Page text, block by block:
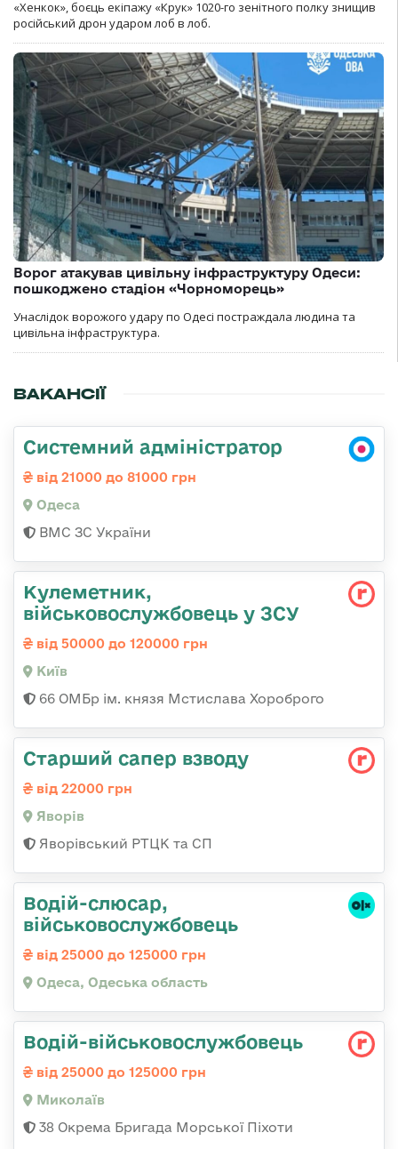
«Хенкок», боєць екіпажу «Крук» 1020-го зенітного полку знищив
російський дрон ударом лоб в лоб.
Ворог атакував цивільну інфраструктуру Одеси:
пошкоджено стадіон «Чорноморець»
Унаслідок ворожого удару по Одесі постраждала людина та
цивільна інфраструктура.
ВАКАНСІЇ
Системний адміністратор
від 21000 до 81000 грн
Одеса
ВМС ЗС України
Кулеметник,
військовослужбовець у ЗСУ
від 50000 до 120000 грн
Київ
66 ОМБр ім. князя Мстислава Хороброго
Старший сапер взводу
від 22000 грн
Яворів
Яворівський РТЦК та СП
Водій-слюсаp,
військовослужбовець
від 25000 до 125000 грн
Одеса, Одеська область
Водій-військовослужбовець
від 25000 до 125000 грн
Миколаїв
38 Окрема Бригада Морської Піхоти